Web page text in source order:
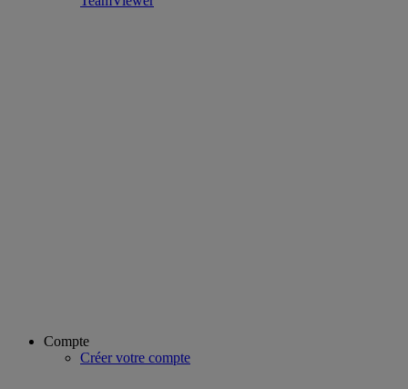
Compte
Créer votre compte